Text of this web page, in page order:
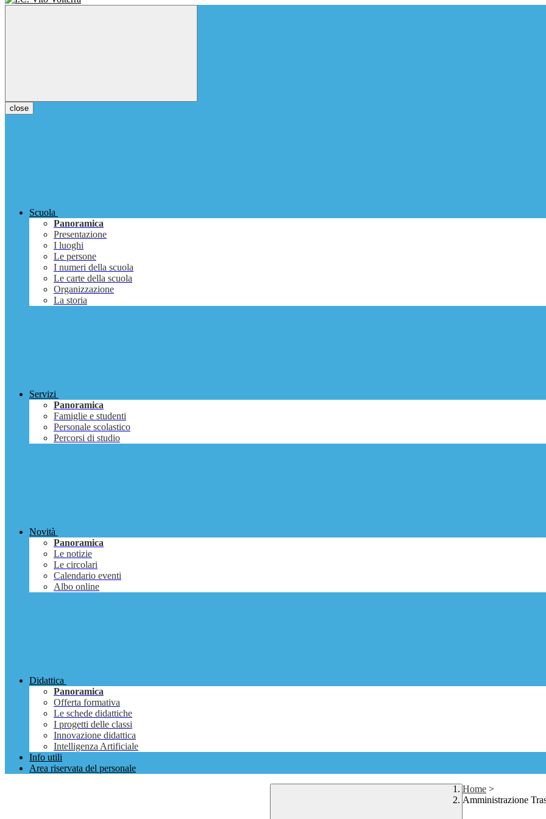
close
Scuola
Panoramica
Presentazione
I luoghi
Le persone
I numeri della scuola
Le carte della scuola
Organizzazione
La storia
Servizi
Panoramica
Famiglie e studenti
Personale scolastico
Percorsi di studio
Novità
Panoramica
Le notizie
Le circolari
Calendario eventi
Albo online
Didattica
Panoramica
Offerta formativa
Le schede didattiche
I progetti delle classi
Innovazione didattica
Intelligenza Artificiale
Info utili
Area riservata del personale
Home >
Amministrazione